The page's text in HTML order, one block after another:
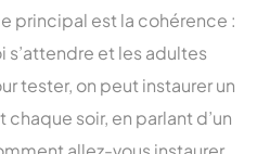
principal est la cohérence :
s’attendre et les adultes
tester, on peut instaurer un
soir, en parlant d’un